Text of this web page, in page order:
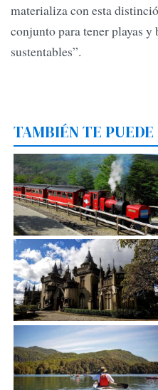
materializa con esta
conjunto para tener playas
sustentables”.
TAMBIÉN TE